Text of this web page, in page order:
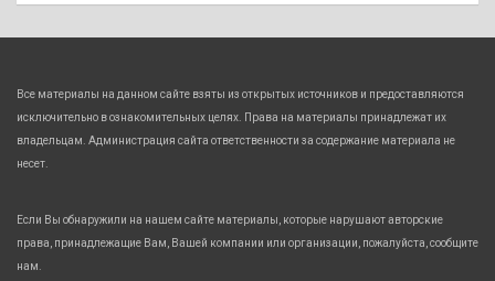
Все материалы на данном сайте взяты из открытых источников и предоставляются
исключительно в ознакомительных целях. Права на материалы принадлежат их
владельцам. Администрация сайта ответственности за содержание материала не
несет.
Если Вы обнаружили на нашем сайте материалы, которые нарушают авторские
права, принадлежащие Вам, Вашей компании или организации, пожалуйста, сообщите
нам.